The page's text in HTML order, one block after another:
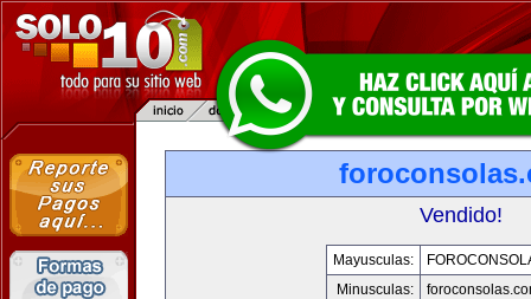
Vendido!
Mayusculas:
Minusculas: